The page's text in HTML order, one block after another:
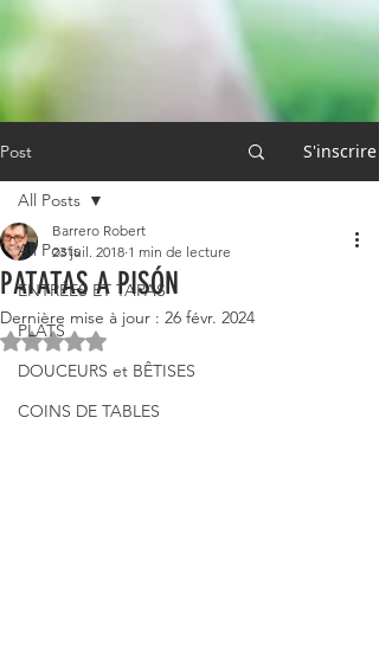
Post S'inscrire
All Posts
ENTRÉES ET TAPAS
PLATS
DOUCEURS et BÊTISES
COINS DE TABLES
All Posts
PATATAS A PISÓN
Barrero Robert
23 juil. 2018 1 min de lecture
Dernière mise à jour : 26 févr. 2024
Noté NaN étoiles sur 5.